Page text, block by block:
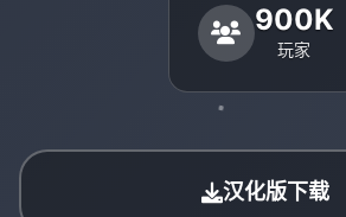
900K
玩家
汉化版下载